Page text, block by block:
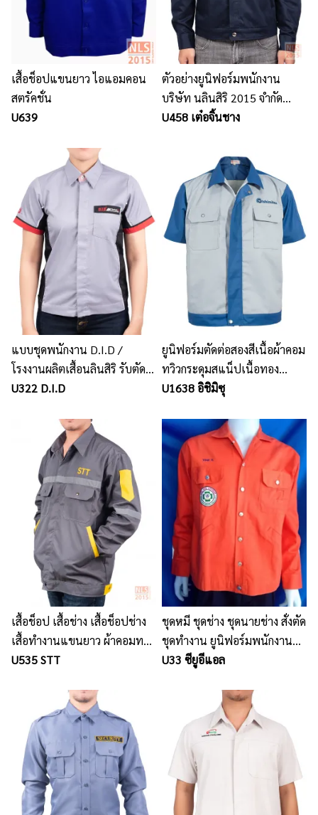
เสื้อช็อปแขนยาว ไอแอมคอน
สตรัคชั่น
U639
ตัวอย่างยูนิฟอร์มพนักงาน
บริษัท นลินสิริ 2015 จำกัด
โรงงานผลิตเสื้อ uniform
U458 เต๋อจิ้นชาง
แบบชุดพนักงาน D.I.D /
โรงงานผลิตเสื้อนลินสิริ รับตัด
ชุดฟอร์มพนักงาน เสื้อโปโล
U322 D.I.D
ยูนิฟอร์มตัดต่อสองสีเนื้อผ้าคอม
ทวิวกระดุมสแน็ปเนื้อทอง
เหลืองแขนสั้น
U1638 อิชิมิซุ
เสื้อช็อป เสื้อช่าง เสื้อช็อปช่าง
เสื้อทำงานแขนยาว ผ้าคอมทวิว
คาดแถบสะท้อนแสง
U535 STT
ชุดหมี ชุดช่าง ชุดนายช่าง‎ สั่งตัด
ชุดทำงาน ยูนิฟอร์มพนักงาน
นลินสิริ แหลมฉบัง
U33 ซียูอีแอล